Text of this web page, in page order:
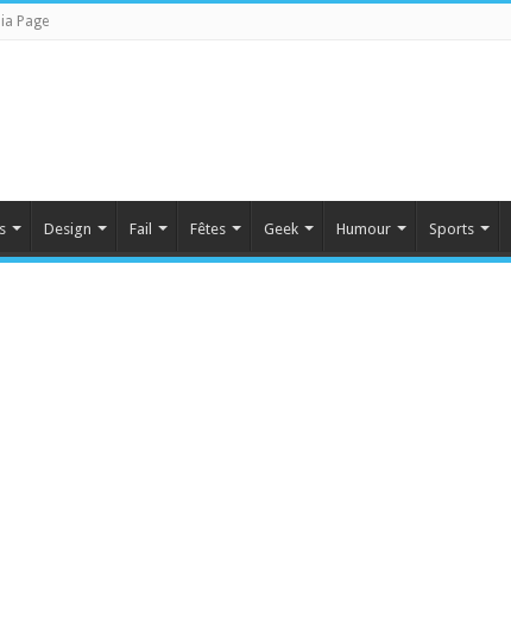
Page
Design Fail Fêtes Geek Humour Sports